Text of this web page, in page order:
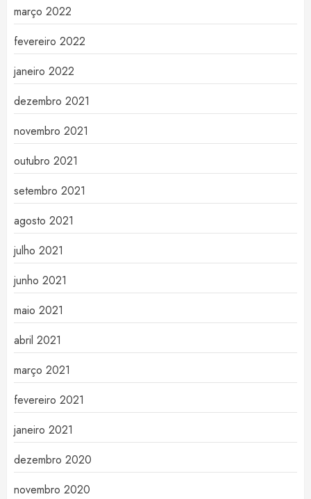
março 2022
fevereiro 2022
janeiro 2022
dezembro 2021
novembro 2021
outubro 2021
setembro 2021
agosto 2021
julho 2021
junho 2021
maio 2021
abril 2021
março 2021
fevereiro 2021
janeiro 2021
dezembro 2020
novembro 2020